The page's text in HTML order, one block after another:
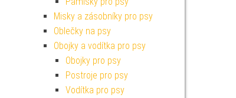
Misky a zásobníky pro psy
Oblečky na psy
Obojky a vodítka pro psy
Obojky pro psy
Postroje pro psy
Vodítka pro psy